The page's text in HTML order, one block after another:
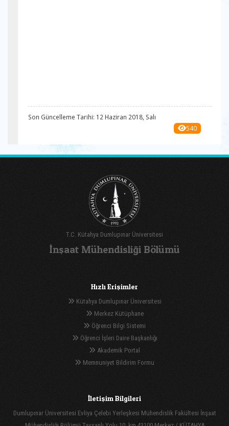
Son Güncelleme Tarihi: 12 Haziran 2018, Salı
540
T.C. Kütahya Dumlupınar Üniversitesi
İnşaat Mühendisliği Bölümü
Hızlı Erişimler
Kütahya Dumlupınar Üniversitesi
Merkez Kütüphane
Öğrenci Bilgi Sistemi
Öğrenci İşleri Daire Başkanlığı
Akademik Portal
Memnuniyet Bildirim Formu
İletişim Bilgileri
Dumlupınar Üniversitesi Evliya Çelebi Yerleşkesi Mühendislik Fakültesi İnşaat